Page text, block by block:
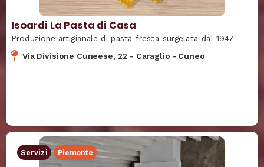
Isoardi La Pasta di Casa
Produzione artigianale di pasta fresca surgelata dal 1947
Via Divisione Cuneese, 22 - Caraglio - Cuneo
Servizi Piemonte